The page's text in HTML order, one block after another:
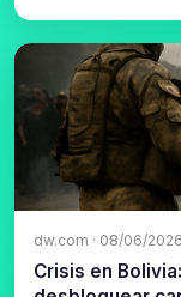
dw.com · 08/06/2026
Crisis en